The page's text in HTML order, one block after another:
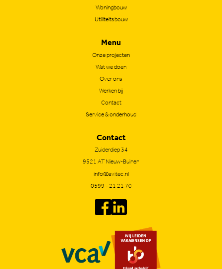
Woningbouw
Utiliteitsbouw
Menu
Onze projecten
Wat we doen
Over ons
Werken bij
Contact
Service & onderhoud
Contact
Zuiderdiep 34
9521 AT Nieuw-Buinen
info@avitec.nl
0599 - 21 21 70